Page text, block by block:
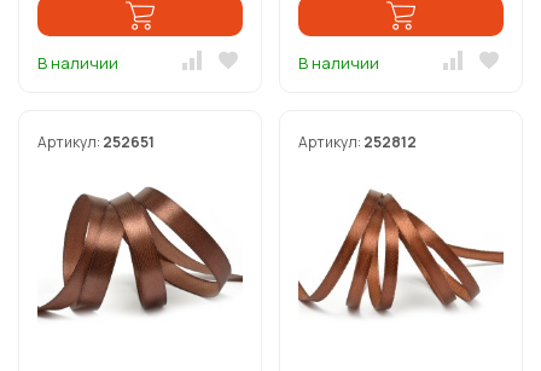
В наличии В наличии
Артикул: 252651 Артикул: 252812